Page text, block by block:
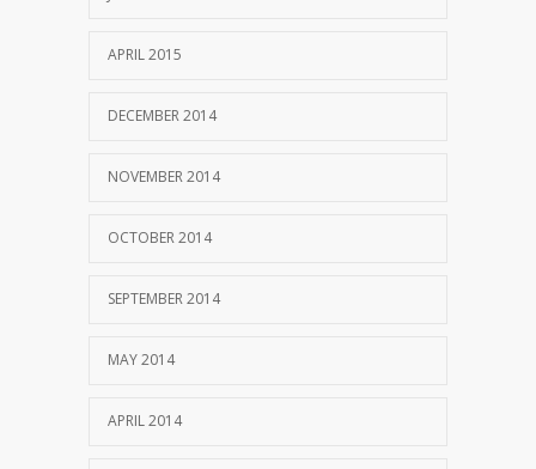
APRIL 2015
DECEMBER 2014
NOVEMBER 2014
OCTOBER 2014
SEPTEMBER 2014
MAY 2014
APRIL 2014